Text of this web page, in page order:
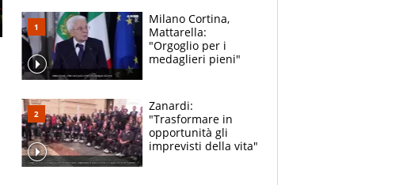
Milano Cortina,
Mattarella:
"Orgoglio per i
medaglieri pieni"
Zanardi:
"Trasformare in
opportunità gli
imprevisti della vita"